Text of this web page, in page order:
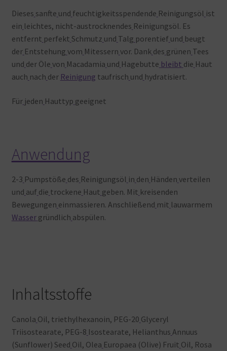
Dieses sanfte und feuchtigkeitsspendende Reinigungsöl ist
ein leichtes, nicht-austrocknendes Reinigungsöl. Es
entfernt perfekt Schmutz und Talg porentief und beugt
der Entstehung vom Mitessern vor. Dank des grünen Tees
und der Öle von Macadamia und Hagebutte bleibt die Haut
auch nach der Reinigung taufrisch und hydratisiert.
Für jeden Hauttyp geeignet
Anwendung
2-3 Pumpstöße des Reinigungsöl in den Händen verteilen
und auf die trockene Haut geben. Mit kreisenden
Bewegungen einmassieren. Anschließend mit lauwarmem
Wasser gründlich abspülen.
Inhaltsstoffe
Canola Oil, triethylhexanoin, PEG-20 Glyceryl
Triisostearate, PEG-8 Isostearate, Helianthus Annuus
(Sunflower) Seed Oil, Olea Europaea (Olive) Fruit Oil, Rosa